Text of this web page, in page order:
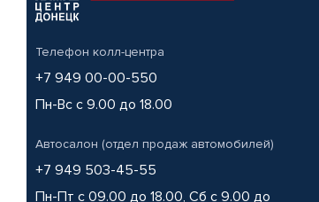
Телефон колл-центра
+7 949 00-00-550
Пн-Вс с 9.00 до 18.00
Автосалон (отдел продаж автомобилей)
+7 949 503-45-55
Пн-Пт с 09.00 до 18.00, Сб с 9.00 до